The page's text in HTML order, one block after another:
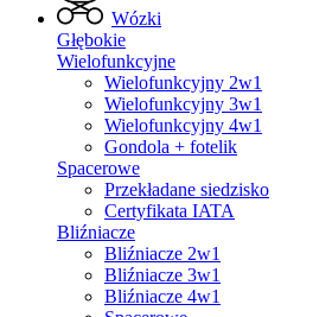
Wózki
Głębokie
Wielofunkcyjne
Wielofunkcyjny 2w1
Wielofunkcyjny 3w1
Wielofunkcyjny 4w1
Gondola + fotelik
Spacerowe
Przekładane siedzisko
Certyfikata IATA
Bliźniacze
Bliźniacze 2w1
Bliźniacze 3w1
Bliźniacze 4w1